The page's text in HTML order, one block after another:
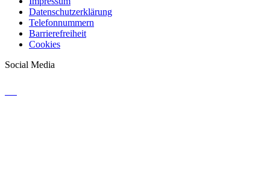
Datenschutzerklärung
Telefonnummern
Barrierefreiheit
Cookies
Social Media